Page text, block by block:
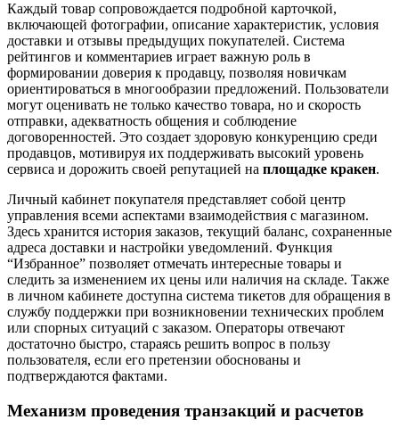
Каждый товар сопровождается подробной карточкой,
включающей фотографии, описание характеристик, условия
доставки и отзывы предыдущих покупателей. Система
рейтингов и комментариев играет важную роль в
формировании доверия к продавцу, позволяя новичкам
ориентироваться в многообразии предложений. Пользователи
могут оценивать не только качество товара, но и скорость
отправки, адекватность общения и соблюдение
договоренностей. Это создает здоровую конкуренцию среди
продавцов, мотивируя их поддерживать высокий уровень
сервиса и дорожить своей репутацией на площадке кракен.
Личный кабинет покупателя представляет собой центр
управления всеми аспектами взаимодействия с магазином.
Здесь хранится история заказов, текущий баланс, сохраненные
адреса доставки и настройки уведомлений. Функция
“Избранное” позволяет отмечать интересные товары и
следить за изменением их цены или наличия на складе. Также
в личном кабинете доступна система тикетов для обращения в
службу поддержки при возникновении технических проблем
или спорных ситуаций с заказом. Операторы отвечают
достаточно быстро, стараясь решить вопрос в пользу
пользователя, если его претензии обоснованы и
подтверждаются фактами.
Механизм проведения транзакций и расчетов